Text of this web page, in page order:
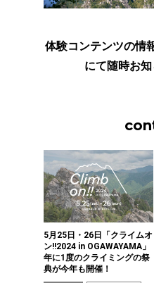
体験コンテンツの情
にて随時お
5月25日・26日「クライムオ
ン!!2024 in OGAWAYAMA」
年に1度のクライミングの祭
典が今年も開催！